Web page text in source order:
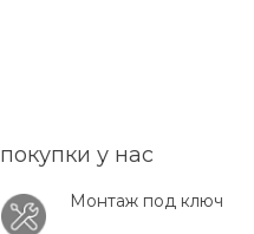
у нас
Монтаж под ключ